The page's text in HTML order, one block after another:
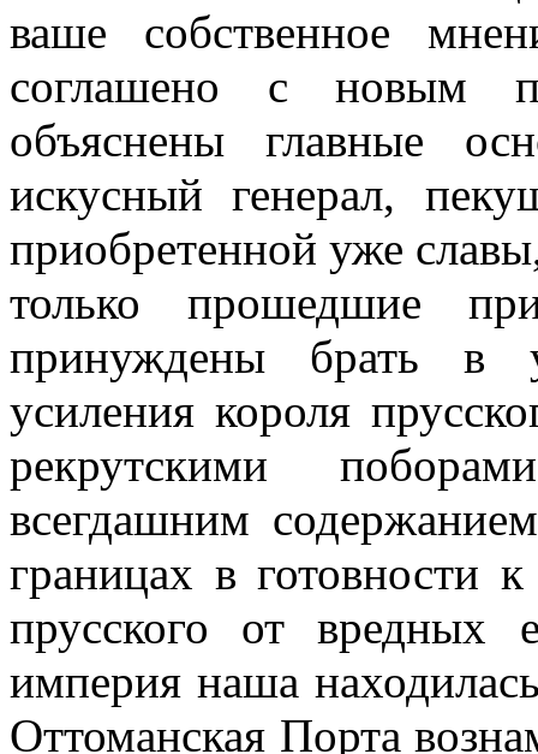
ваше собственное
соглашено с новым
объяснены главные
искусный генерал,
приобретенной уже
только прошедшие
принуждены брать в
усиления короля
рекрутскими
всегдашним
границах в готовности
прусского от вредных
империя наша
Оттоманская Порта